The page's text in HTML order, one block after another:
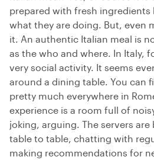
prepared with fresh ingredients
what they are doing. But, even
it. An authentic Italian meal is
as the who and where. In Italy,
very social activity. It seems
around a dining table. You can
pretty much everywhere in
experience is a room full of
joking, arguing. The servers
table to table, chatting with
making recommendations for